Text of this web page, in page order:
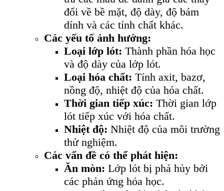
đổi về bề mặt, độ dày, độ bám
dính và các tính chất khác.
Các yếu tố ảnh hưởng:
Loại lớp lót: Thành phần hóa học
và độ dày của lớp lót.
Loại hóa chất: Tính axit, bazơ,
nồng độ, nhiệt độ của hóa chất.
Thời gian tiếp xúc: Thời gian lớp
lót tiếp xúc với hóa chất.
Nhiệt độ: Nhiệt độ của môi trường
thử nghiệm.
Các vấn đề có thể phát hiện:
Ăn mòn: Lớp lót bị phá hủy bởi
các phản ứng hóa học.